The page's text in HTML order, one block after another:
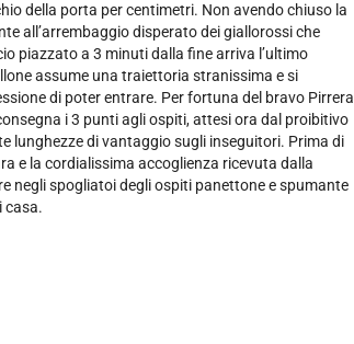
della porta per centimetri. Non avendo chiuso la
all’arrembaggio disperato dei giallorossi che
piazzato a 3 minuti dalla fine arriva l’ultimo
assume una traiettoria stranissima e si
di poter entrare. Per fortuna del bravo Pirrera
i 3 punti agli ospiti, attesi ora dal proibitivo
lunghezze di vantaggio sugli inseguitori. Prima di
e la cordialissima accoglienza ricevuta dalla
negli spogliatoi degli ospiti panettone e spumante
casa.